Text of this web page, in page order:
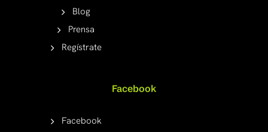
Blog
Prensa
Regístrate
Facebook
Facebook